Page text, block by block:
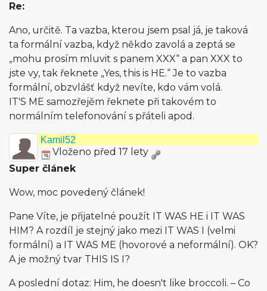
Re:
Ano, určitě. Ta vazba, kterou jsem psal já, je taková
ta formální vazba, když někdo zavolá a zeptá se
„mohu prosím mluvit s panem XXX“ a pan XXX to
jste vy, tak řeknete „Yes, this is HE.“ Je to vazba
formální, obzvlášť když nevíte, kdo vám volá.
IT'S ME samozřejěm řeknete při takovém to
normálním telefonování s přáteli apod.
Kamil52
Vloženo před 17 lety
Super článek
Wow, moc povedený článek!
Pane Víte, je přijatelné použít IT WAS HE i IT WAS
HIM? A rozdíl je stejný jako mezi IT WAS I (velmi
formální) a IT WAS ME (hovorové a neformální). OK?
A je možný tvar THIS IS I?
A poslední dotaz: Him, he doesn't like broccoli. – Co